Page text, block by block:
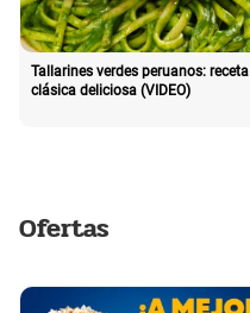
Tallarines verdes peruanos: receta
clásica deliciosa (VIDEO)
Ofertas